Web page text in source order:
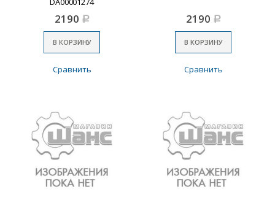
2190 Р
В КОРЗИНУ
Сравнить
2190 Р
В КОРЗИНУ
Сравнить